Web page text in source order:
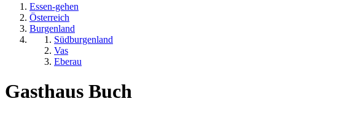
Essen-gehen
Österreich
Burgenland
Südburgenland
Vas
Eberau
Gasthaus Buch